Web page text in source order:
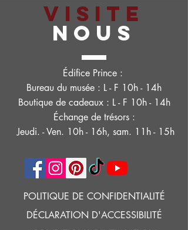
VISITE
NOUS
Édifice Prince :
Bureau du musée : L - F 10h - 14h
Boutique de cadeaux : L - F 10h - 14h
Échange de trésors :
Jeudi. - Ven. 10h - 16h, sam. 11h - 15h
POLITIQUE DE CONFIDENTIALITÉ
DÉCLARATION D'ACCESSIBILITÉ